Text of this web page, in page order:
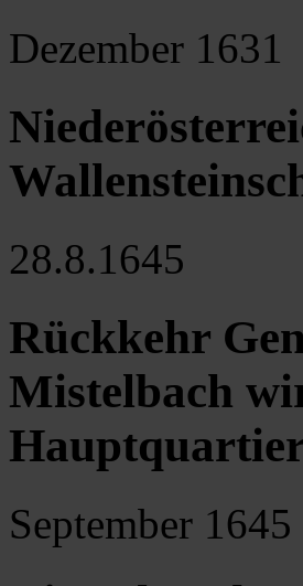
Dezember 1631
28.8.1645
Rückkehr
Mistelbach
September 1645